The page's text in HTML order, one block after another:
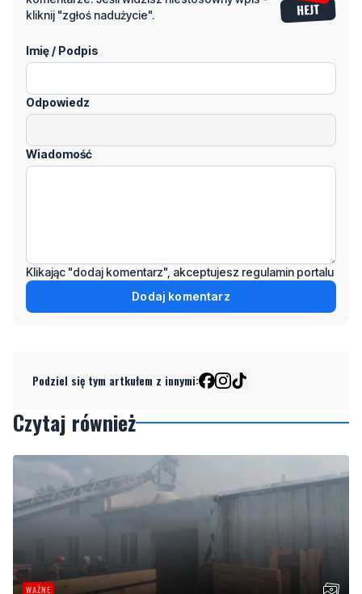
Odpowiedz
Wiadomość
Pożar stolarni. "Ogniem objęty jest cały budynek"